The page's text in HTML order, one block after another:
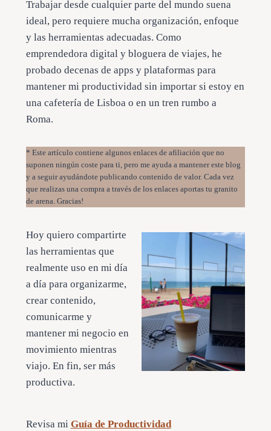
Trabajar desde cualquier parte del mundo suena
ideal, pero requiere mucha organización, enfoque
y las herramientas adecuadas. Como
emprendedora digital y bloguera de viajes, he
probado decenas de apps y plataformas para
mantener mi productividad sin importar si estoy en
una cafetería de Lisboa o en un tren rumbo a
Roma.
* Este artículo contiene algunos enlaces de afiliación que no
suponen ningún coste para ti, pero me ayuda a mantener este blog
y a seguir ayudándote publicando contenido de valor. Cada vez
que realizas una compra a través de los enlaces aportas tu granito
de arena. Gracias!
Hoy quiero compartirte
las herramientas que
realmente uso en mi día
a día para organizarme,
crear contenido,
comunicarme y
mantener mi negocio en
movimiento mientras
viajo. En fin, ser más
productiva.
Revisa mi Guía de Productividad